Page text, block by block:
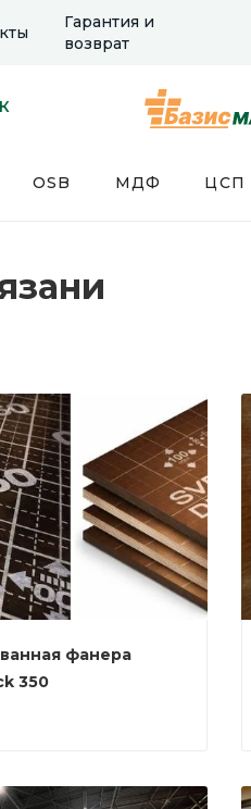
Гарантия и
возврат
OSB МДФ ЦСП
фанера
350